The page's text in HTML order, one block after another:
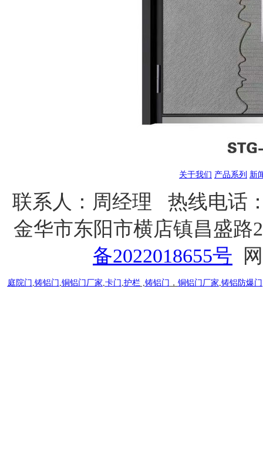
关于我们 产品系列 新
联系人： 周经理
热线电话
金华市东阳市横店镇昌盛
备2022018655号
庭院门 ,铸铝门 ,铜铝门厂家,卡门 ,护栏,铸铝门 ， 铜铝门厂家,铸铝防爆门